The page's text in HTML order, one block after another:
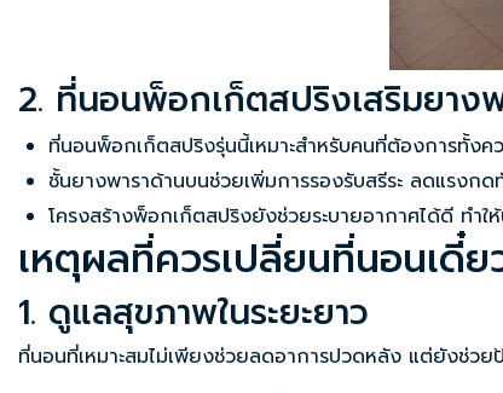
2. ที่นอนพ็อกเก็ตสปริงเสริมยาง
ที่นอนพ็อกเก็ตสปริงรุ่นนี้เหมาะสำหรับคนที่ต้องการทั้ง
ชั้นยางพาราด้านบนช่วยเพิ่มการรองรับสรีระ ลดแรงก
โครงสร้างพ็อกเก็ตสปริงยังช่วยระบายอากาศได้ดี ทำ
เหตุผลที่ควรเปลี่ยนที่นอนเดี๋ย
1. ดูแลสุขภาพในระยะยาว
ที่นอนที่เหมาะสมไม่เพียงช่วยลดอาการปวดหลัง แต่ยังช่